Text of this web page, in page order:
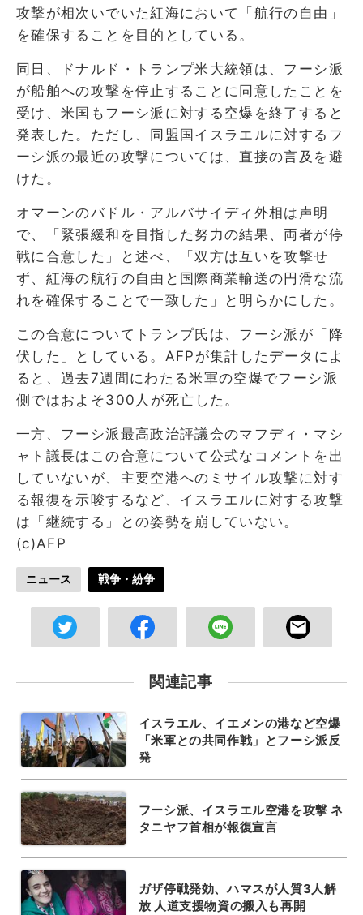
攻撃が相次いでいた紅海において「航行の自由」
を確保することを目的としている。
同日、ドナルド・トランプ米大統領は、フーシ派
が船舶への攻撃を停止することに同意したことを
受け、米国もフーシ派に対する空爆を終了すると
発表した。ただし、同盟国イスラエルに対するフ
ーシ派の最近の攻撃については、直接の言及を避
けた。
オマーンのバドル・アルバサイディ外相は声明
で、「緊張緩和を目指した努力の結果、両者が停
戦に合意した」と述べ、「双方は互いを攻撃せ
ず、紅海の航行の自由と国際商業輸送の円滑な流
れを確保することで一致した」と明らかにした。
この合意についてトランプ氏は、フーシ派が「降
伏した」としている。AFPが集計したデータによ
ると、過去7週間にわたる米軍の空爆でフーシ派
側ではおよそ300人が死亡した。
一方、フーシ派最高政治評議会のマフディ・マシ
ャト議長はこの合意について公式なコメントを出
していないが、主要空港へのミサイル攻撃に対す
る報復を示唆するなど、イスラエルに対する攻撃
は「継続する」との姿勢を崩していない。
(c)AFP
ニュース 戦争・紛争
関連記事
イスラエル、イエメンの港など空爆
「米軍との共同作戦」とフーシ派反
発
フーシ派、イスラエル空港を攻撃 ネ
タニヤフ首相が報復宣言
ガザ停戦発効、ハマスが人質3人解
放 人道支援物資の搬入も再開